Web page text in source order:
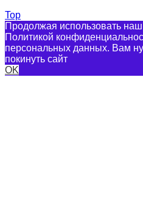
Top
Продолжая использовать
Политикой
персональных данных. Вам
покинуть сайт
OK